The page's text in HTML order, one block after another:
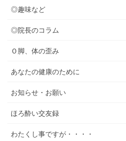
◎趣味など
◎院長のコラム
Ｏ脚、体の歪み
あなたの健康のために
お知らせ・お願い
ほろ酔い交友録
わたくし事ですが・・・・